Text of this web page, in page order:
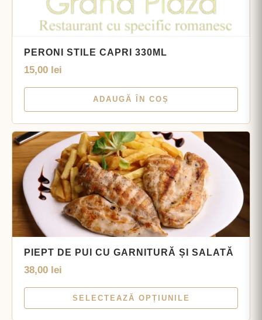
PERONI STILE CAPRI 330ML
15,00 lei
ADAUGĂ ÎN COȘ
PIEPT DE PUI CU GARNITURĂ ȘI SALATĂ
38,00 lei
SELECTEAZĂ OPȚIUNILE